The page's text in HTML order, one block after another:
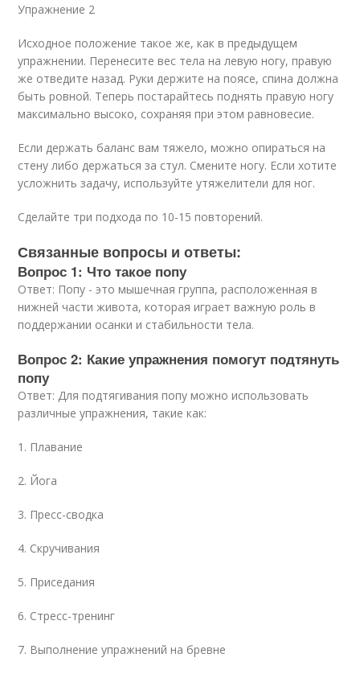
Упражнение 2
Исходное положение такое же, как в предыдущем
упражнении. Перенесите вес тела на левую ногу, правую
же отведите назад. Руки держите на поясе, спина должна
быть ровной. Теперь постарайтесь поднять правую ногу
максимально высоко, сохраняя при этом равновесие.
Если держать баланс вам тяжело, можно опираться на
стену либо держаться за стул. Смените ногу. Если хотите
усложнить задачу, используйте утяжелители для ног.
Сделайте три подхода по 10-15 повторений.
Связанные вопросы и ответы:
Вопрос 1: Что такое попу
Ответ: Попу - это мышечная группа, расположенная в
нижней части живота, которая играет важную роль в
поддержании осанки и стабильности тела.
Вопрос 2: Какие упражнения помогут подтянуть
попу
Ответ: Для подтягивания попу можно использовать
различные упражнения, такие как:
1. Плавание
2. Йога
3. Пресс-сводка
4. Скручивания
5. Приседания
6. Стресс-тренинг
7. Выполнение упражнений на бревне